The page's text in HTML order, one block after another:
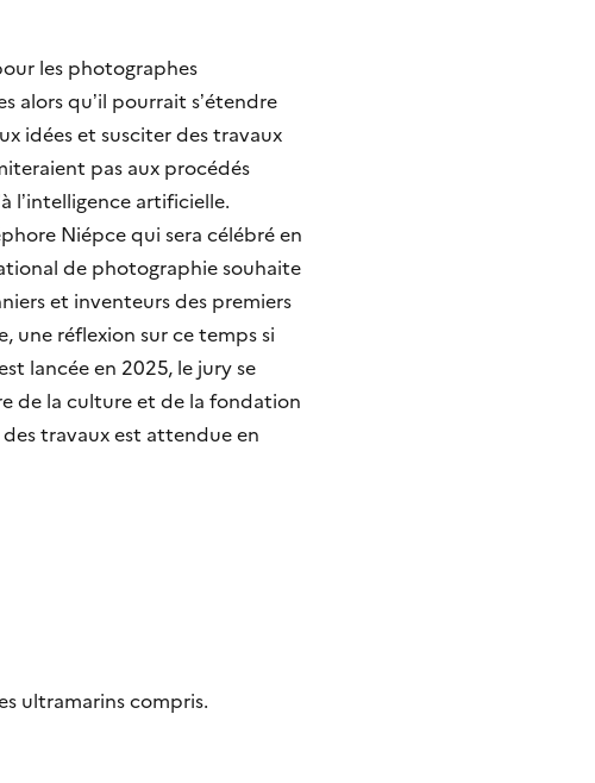
les photographes
alors qu’il pourrait s’étendre
idées et susciter des travaux
pas aux procédés
l’intelligence artificielle.
Niépce qui sera célébré en
de photographie souhaite
et inventeurs des premiers
une réflexion sur ce temps si
lancée en 2025, le jury se
de la culture et de la fondation
travaux est attendue en
ultramarins compris.